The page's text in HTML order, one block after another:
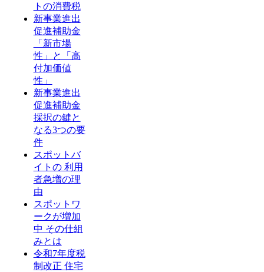
トの消費税
新事業進出
促進補助金
「新市場
性」と「高
付加価値
性」
新事業進出
促進補助金
採択の鍵と
なる3つの要
件
スポットバ
イトの 利用
者急増の理
由
スポットワ
ークが増加
中 その仕組
みとは
令和7年度税
制改正 住宅